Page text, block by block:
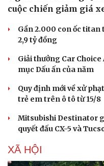
cuộc chiến giảm giá
Gần 2.000 con ốc titan
2,9 tỷ đồng
Giải thưởng Car
mục Dấu ấn của năm
Quy định mới về xử
trẻ em trên ô tô từ 15/8
Mitsubishi Destinator
quyết đấu CX-5 và
XÃ HỘI